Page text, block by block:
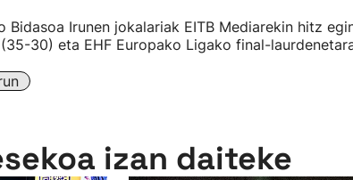
Bidasoa Irunen jokalariak EITB Mediarekin hitz
30) eta EHF Europako Ligako final-
izan daiteke